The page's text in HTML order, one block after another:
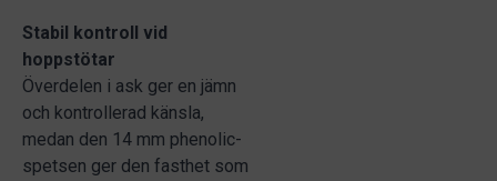
Stabil kontroll vid
hoppstötar
Överdelen i ask ger en jämn
och kontrollerad känsla,
medan den 14 mm phenolic-
spetsen ger den fasthet som